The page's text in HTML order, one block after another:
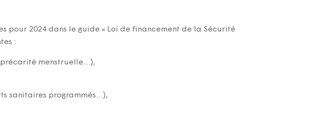
pour 2024 dans le guide « Loi de financement de la Sécurité
:
précarité menstruelle…),
sanitaires programmés…),